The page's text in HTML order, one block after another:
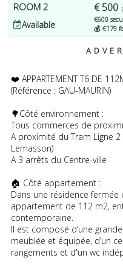
ROOM 2 € 500
Available
€600
💰 €179
❤️ APPARTEMENT T6 DE
(Référence : GAU-MAURIN)
🌳Côté environnement :
Tous commerces de
A proximité du Tram Ligne
Lemasson)
A 3 arrêts du Centre-ville
🏠 Côté appartement :
Dans une résidence
appartement de 112 m2,
contemporaine.
Il est composé d’une
meublée et équipée, d’un
rangements et d'un wc